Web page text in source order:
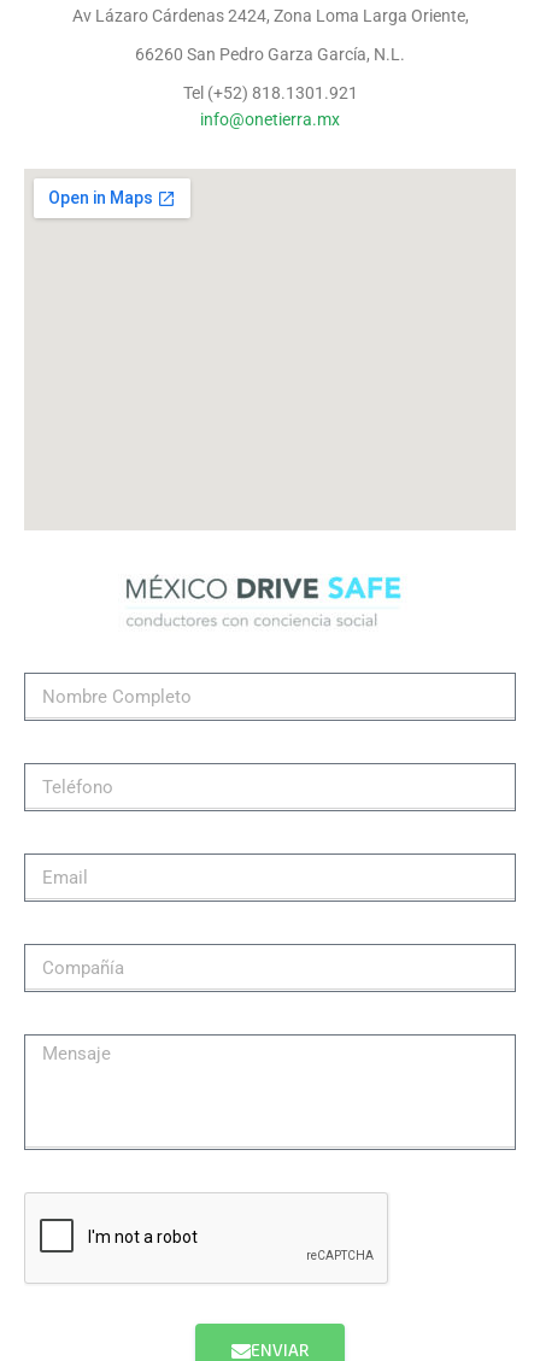
Av Lázaro Cárdenas 2424, Zona Loma Larga Oriente,
66260 San Pedro Garza García, N.L.
Tel (+52) 818.1301.921
info@onetierra.mx
ENVIAR